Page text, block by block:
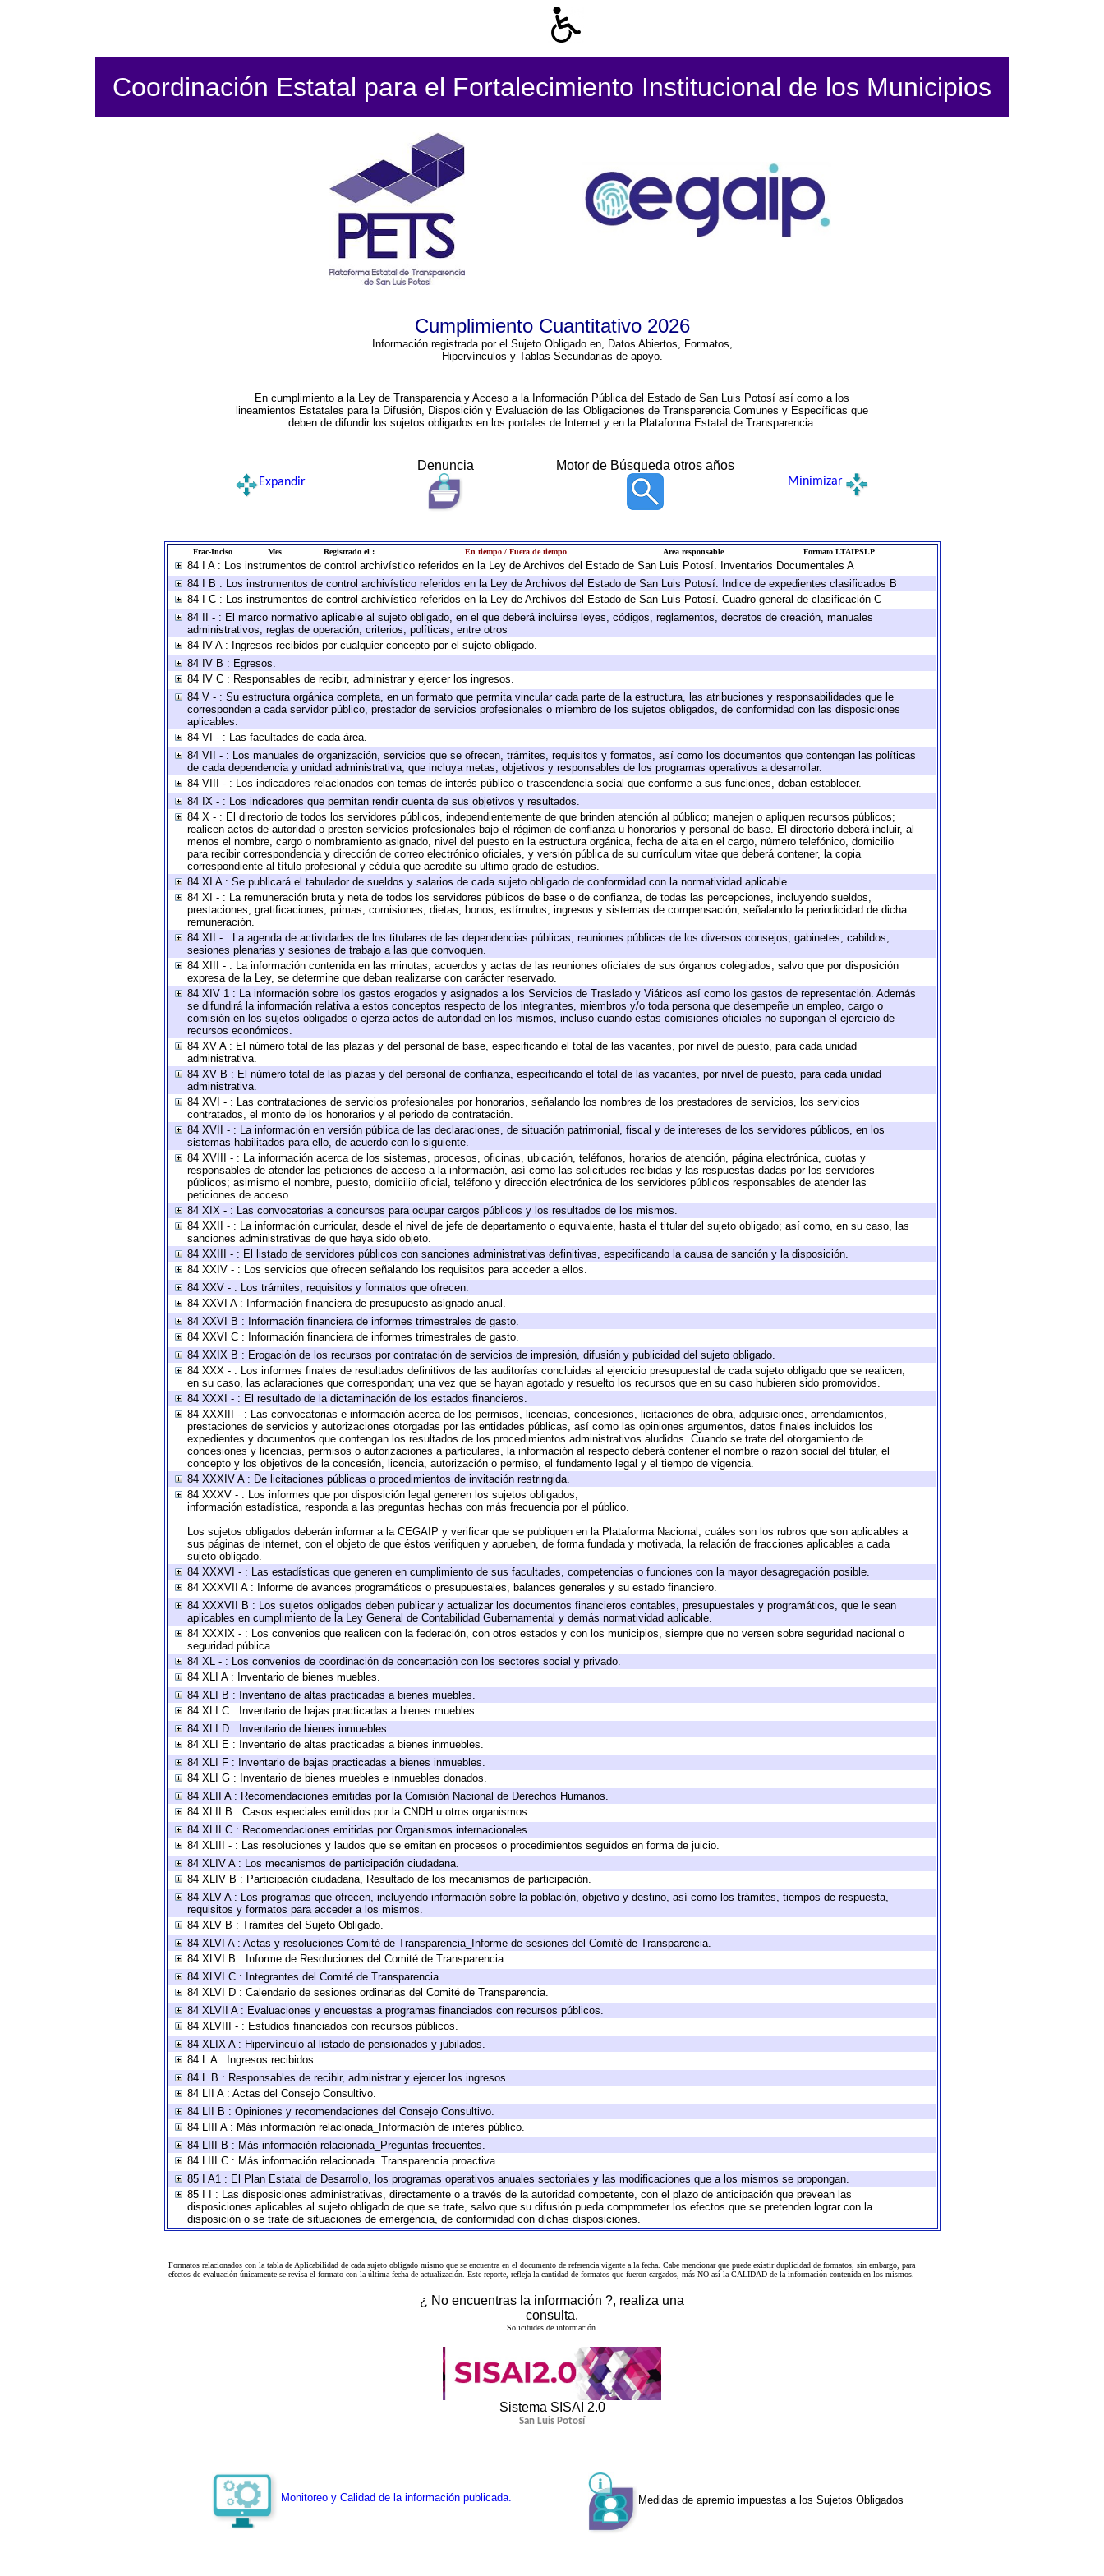
Coordinación Estatal para el Fortalecimiento Institucional de los Municipios
Cumplimiento Cuantitativo 2026
Información registrada por el Sujeto Obligado en, Datos Abiertos, Formatos,
Hipervínculos y Tablas Secundarias de apoyo.
En cumplimiento a la Ley de Transparencia y Acceso a la Información Pública del Estado de San Luis Potosí así como a los
lineamientos Estatales para la Difusión, Disposición y Evaluación de las Obligaciones de Transparencia Comunes y Específicas que
deben de difundir los sujetos obligados en los portales de Internet y en la Plataforma Estatal de Transparencia.
Denuncia Motor de Búsqueda otros años
Expandir Minimizar
Frac-Inciso Mes Registrado el : En tiempo / Fuera de tiempo Area responsable Formato LTAIPSLP
84 I A : Los instrumentos de control archivístico referidos en la Ley de Archivos del Estado de San Luis Potosí. Inventarios Documentales A
84 I B : Los instrumentos de control archivístico referidos en la Ley de Archivos del Estado de San Luis Potosí. Indice de expedientes clasificados B
84 I C : Los instrumentos de control archivístico referidos en la Ley de Archivos del Estado de San Luis Potosí. Cuadro general de clasificación C
84 II - : El marco normativo aplicable al sujeto obligado, en el que deberá incluirse leyes, códigos, reglamentos, decretos de creación, manuales
administrativos, reglas de operación, criterios, políticas, entre otros
84 IV A : Ingresos recibidos por cualquier concepto por el sujeto obligado.
84 IV B : Egresos.
84 IV C : Responsables de recibir, administrar y ejercer los ingresos.
84 V - : Su estructura orgánica completa, en un formato que permita vincular cada parte de la estructura, las atribuciones y responsabilidades que le
corresponden a cada servidor público, prestador de servicios profesionales o miembro de los sujetos obligados, de conformidad con las disposiciones
aplicables.
84 VI - : Las facultades de cada área.
84 VII - : Los manuales de organización, servicios que se ofrecen, trámites, requisitos y formatos, así como los documentos que contengan las políticas
de cada dependencia y unidad administrativa, que incluya metas, objetivos y responsables de los programas operativos a desarrollar.
84 VIII - : Los indicadores relacionados con temas de interés público o trascendencia social que conforme a sus funciones, deban establecer.
84 IX - : Los indicadores que permitan rendir cuenta de sus objetivos y resultados.
84 X - : El directorio de todos los servidores públicos, independientemente de que brinden atención al público; manejen o apliquen recursos públicos;
realicen actos de autoridad o presten servicios profesionales bajo el régimen de confianza u honorarios y personal de base. El directorio deberá incluir, al
menos el nombre, cargo o nombramiento asignado, nivel del puesto en la estructura orgánica, fecha de alta en el cargo, número telefónico, domicilio
para recibir correspondencia y dirección de correo electrónico oficiales, y versión pública de su currículum vitae que deberá contener, la copia
correspondiente al título profesional y cédula que acredite su ultimo grado de estudios.
84 XI A : Se publicará el tabulador de sueldos y salarios de cada sujeto obligado de conformidad con la normatividad aplicable
84 XI - : La remuneración bruta y neta de todos los servidores públicos de base o de confianza, de todas las percepciones, incluyendo sueldos,
prestaciones, gratificaciones, primas, comisiones, dietas, bonos, estímulos, ingresos y sistemas de compensación, señalando la periodicidad de dicha
remuneración.
84 XII - : La agenda de actividades de los titulares de las dependencias públicas, reuniones públicas de los diversos consejos, gabinetes, cabildos,
sesiones plenarias y sesiones de trabajo a las que convoquen.
84 XIII - : La información contenida en las minutas, acuerdos y actas de las reuniones oficiales de sus órganos colegiados, salvo que por disposición
expresa de la Ley, se determine que deban realizarse con carácter reservado.
84 XIV 1 : La información sobre los gastos erogados y asignados a los Servicios de Traslado y Viáticos así como los gastos de representación. Además
se difundirá la información relativa a estos conceptos respecto de los integrantes, miembros y/o toda persona que desempeñe un empleo, cargo o
comisión en los sujetos obligados o ejerza actos de autoridad en los mismos, incluso cuando estas comisiones oficiales no supongan el ejercicio de
recursos económicos.
84 XV A : El número total de las plazas y del personal de base, especificando el total de las vacantes, por nivel de puesto, para cada unidad
administrativa.
84 XV B : El número total de las plazas y del personal de confianza, especificando el total de las vacantes, por nivel de puesto, para cada unidad
administrativa.
84 XVI - : Las contrataciones de servicios profesionales por honorarios, señalando los nombres de los prestadores de servicios, los servicios
contratados, el monto de los honorarios y el periodo de contratación.
84 XVII - : La información en versión pública de las declaraciones, de situación patrimonial, fiscal y de intereses de los servidores públicos, en los
sistemas habilitados para ello, de acuerdo con lo siguiente.
84 XVIII - : La información acerca de los sistemas, procesos, oficinas, ubicación, teléfonos, horarios de atención, página electrónica, cuotas y
responsables de atender las peticiones de acceso a la información, así como las solicitudes recibidas y las respuestas dadas por los servidores
públicos; asimismo el nombre, puesto, domicilio oficial, teléfono y dirección electrónica de los servidores públicos responsables de atender las
peticiones de acceso
84 XIX - : Las convocatorias a concursos para ocupar cargos públicos y los resultados de los mismos.
84 XXII - : La información curricular, desde el nivel de jefe de departamento o equivalente, hasta el titular del sujeto obligado; así como, en su caso, las
sanciones administrativas de que haya sido objeto.
84 XXIII - : El listado de servidores públicos con sanciones administrativas definitivas, especificando la causa de sanción y la disposición.
84 XXIV - : Los servicios que ofrecen señalando los requisitos para acceder a ellos.
84 XXV - : Los trámites, requisitos y formatos que ofrecen.
84 XXVI A : Información financiera de presupuesto asignado anual.
84 XXVI B : Información financiera de informes trimestrales de gasto.
84 XXVI C : Información financiera de informes trimestrales de gasto.
84 XXIX B : Erogación de los recursos por contratación de servicios de impresión, difusión y publicidad del sujeto obligado.
84 XXX - : Los informes finales de resultados definitivos de las auditorías concluidas al ejercicio presupuestal de cada sujeto obligado que se realicen,
en su caso, las aclaraciones que correspondan; una vez que se hayan agotado y resuelto los recursos que en su caso hubieren sido promovidos.
84 XXXI - : El resultado de la dictaminación de los estados financieros.
84 XXXIII - : Las convocatorias e información acerca de los permisos, licencias, concesiones, licitaciones de obra, adquisiciones, arrendamientos,
prestaciones de servicios y autorizaciones otorgadas por las entidades públicas, así como las opiniones argumentos, datos finales incluidos los
expedientes y documentos que contengan los resultados de los procedimientos administrativos aludidos. Cuando se trate del otorgamiento de
concesiones y licencias, permisos o autorizaciones a particulares, la información al respecto deberá contener el nombre o razón social del titular, el
concepto y los objetivos de la concesión, licencia, autorización o permiso, el fundamento legal y el tiempo de vigencia.
84 XXXIV A : De licitaciones públicas o procedimientos de invitación restringida.
84 XXXV - : Los informes que por disposición legal generen los sujetos obligados;
información estadística, responda a las preguntas hechas con más frecuencia por el público.
Los sujetos obligados deberán informar a la CEGAIP y verificar que se publiquen en la Plataforma Nacional, cuáles son los rubros que son aplicables a
sus páginas de internet, con el objeto de que éstos verifiquen y aprueben, de forma fundada y motivada, la relación de fracciones aplicables a cada
sujeto obligado.
84 XXXVI - : Las estadísticas que generen en cumplimiento de sus facultades, competencias o funciones con la mayor desagregación posible.
84 XXXVII A : Informe de avances programáticos o presupuestales, balances generales y su estado financiero.
84 XXXVII B : Los sujetos obligados deben publicar y actualizar los documentos financieros contables, presupuestales y programáticos, que le sean
aplicables en cumplimiento de la Ley General de Contabilidad Gubernamental y demás normatividad aplicable.
84 XXXIX - : Los convenios que realicen con la federación, con otros estados y con los municipios, siempre que no versen sobre seguridad nacional o
seguridad pública.
84 XL - : Los convenios de coordinación de concertación con los sectores social y privado.
84 XLI A : Inventario de bienes muebles.
84 XLI B : Inventario de altas practicadas a bienes muebles.
84 XLI C : Inventario de bajas practicadas a bienes muebles.
84 XLI D : Inventario de bienes inmuebles.
84 XLI E : Inventario de altas practicadas a bienes inmuebles.
84 XLI F : Inventario de bajas practicadas a bienes inmuebles.
84 XLI G : Inventario de bienes muebles e inmuebles donados.
84 XLII A : Recomendaciones emitidas por la Comisión Nacional de Derechos Humanos.
84 XLII B : Casos especiales emitidos por la CNDH u otros organismos.
84 XLII C : Recomendaciones emitidas por Organismos internacionales.
84 XLIII - : Las resoluciones y laudos que se emitan en procesos o procedimientos seguidos en forma de juicio.
84 XLIV A : Los mecanismos de participación ciudadana.
84 XLIV B : Participación ciudadana, Resultado de los mecanismos de participación.
84 XLV A : Los programas que ofrecen, incluyendo información sobre la población, objetivo y destino, así como los trámites, tiempos de respuesta,
requisitos y formatos para acceder a los mismos.
84 XLV B : Trámites del Sujeto Obligado.
84 XLVI A : Actas y resoluciones Comité de Transparencia_Informe de sesiones del Comité de Transparencia.
84 XLVI B : Informe de Resoluciones del Comité de Transparencia.
84 XLVI C : Integrantes del Comité de Transparencia.
84 XLVI D : Calendario de sesiones ordinarias del Comité de Transparencia.
84 XLVII A : Evaluaciones y encuestas a programas financiados con recursos públicos.
84 XLVIII - : Estudios financiados con recursos públicos.
84 XLIX A : Hipervínculo al listado de pensionados y jubilados.
84 L A : Ingresos recibidos.
84 L B : Responsables de recibir, administrar y ejercer los ingresos.
84 LII A : Actas del Consejo Consultivo.
84 LII B : Opiniones y recomendaciones del Consejo Consultivo.
84 LIII A : Más información relacionada_Información de interés público.
84 LIII B : Más información relacionada_Preguntas frecuentes.
84 LIII C : Más información relacionada. Transparencia proactiva.
85 I A1 : El Plan Estatal de Desarrollo, los programas operativos anuales sectoriales y las modificaciones que a los mismos se propongan.
85 I I : Las disposiciones administrativas, directamente o a través de la autoridad competente, con el plazo de anticipación que prevean las
disposiciones aplicables al sujeto obligado de que se trate, salvo que su difusión pueda comprometer los efectos que se pretenden lograr con la
disposición o se trate de situaciones de emergencia, de conformidad con dichas disposiciones.
Formatos relacionados con la tabla de Aplicabilidad de cada sujeto obligado mismo que se encuentra en el documento de referenciavigente a la fecha. Cabe mencionar que puede existir duplicidad de formatos, sin embargo, para
efectos de evaluación únicamente se revisa el formato con la última fecha de actualización. Este reporte, refleja la cantidad de formatos que fueron cargados, más NO así la CALIDAD de la información contenida en los mismos.
¿ No encuentras la información ?, realiza una
consulta.
Solicitudes de información.
Sistema SISAI 2.0
San Luis Potosí
Monitoreo y Calidad de la información publicada. Medidas de apremio impuestas a los Sujetos Obligados